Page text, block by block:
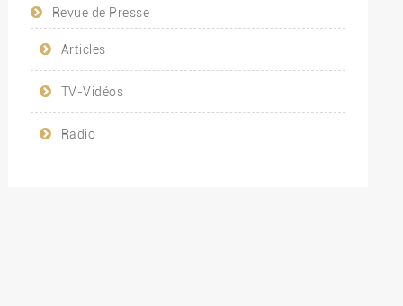
Revue de Presse
Articles
TV-Vidéos
Radio